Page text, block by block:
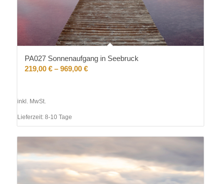
PA027 Sonnenaufgang in Seebruck
219,00 €– 969,00 €
inkl. MwSt.
Lieferzeit: 8-10 Tage